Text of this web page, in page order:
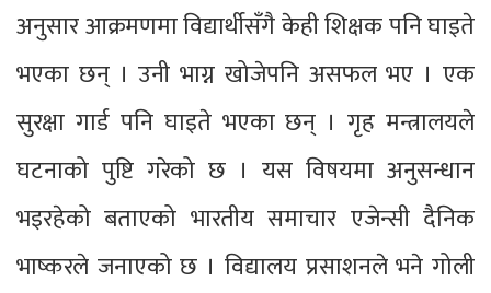
अनुसार आक्रमणमा विद्यार्थीसँगै केही शिक्षक पनि घाइते
भएका छन् । उनी भाग्न खोजेपनि असफल भए । एक
सुरक्षा गार्ड पनि घाइते भएका छन् । गृह मन्त्रालयले
घटनाको पुष्टि गरेको छ । यस विषयमा अनुसन्धान
भइरहेको बताएको भारतीय समाचार एजेन्सी दैनिक
भाष्करले जनाएको छ । विद्यालय प्रसाशनले भने गोली